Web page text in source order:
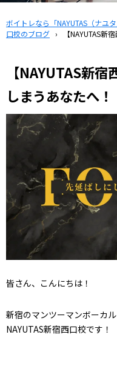
ボイトレなら「NAYUTAS（ナユタ
口校のブログ › 【NAYUTAS新
【NAYUTAS新
しまうあなたへ！
皆さん、こんにちは！
新宿のマンツーマンボーカ
NAYUTAS新宿西口校です！